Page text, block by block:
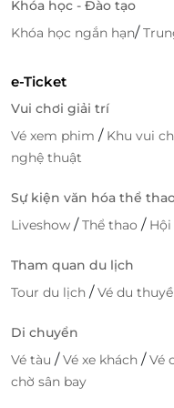
Làng Ẩm Thực Cù Lao
Khóa học - Đào tạo
Khóa học ngắn hạn/
e-Ticket
Vui chơi giải trí
Vé xem phim / Khu vui
nghệ thuật
Sự kiện văn hóa thể
Liveshow /Thể thao /
Tham quan du lịch
Tour du lịch /Vé du
Di chuyển
Vé tàu /Vé xe khách /Vé
chờ sân bay